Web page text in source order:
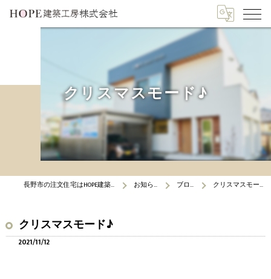
クリスマスモード♪
長野市の注文住宅はHOPE建築工房 お知らせ ブログ クリスマスモード♪
クリスマスモード♪
2021/11/12